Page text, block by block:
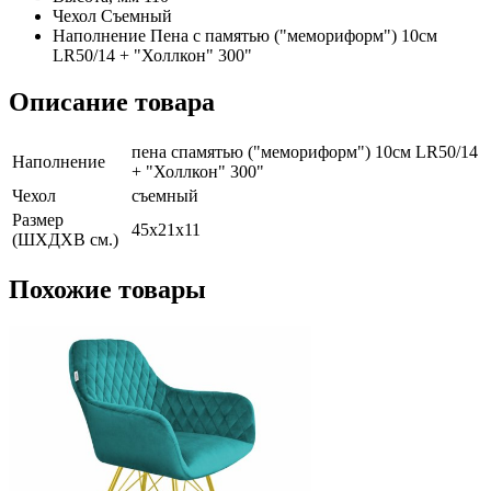
Чехол Съемный
Наполнение Пена с памятью ("мемориформ") 10см
LR50/14 + "Холлкон" 300"
Описание товара
Наполнение
пена спамятью ("мемориформ") 10см LR50/14
+ "Холлкон" 300"
Чехол
съемный
Размер
(ШХДХВ см.)
45х21х11
Похожие товары